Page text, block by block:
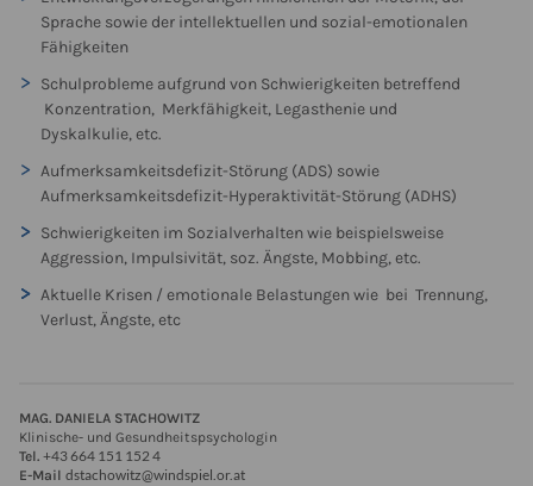
Sprache sowie der intellektuellen und sozial-emotionalen
Fähigkeiten
Schulprobleme aufgrund von Schwierigkeiten betreffend
Konzentration, Merkfähigkeit, Legasthenie und
Dyskalkulie, etc.
Aufmerksamkeitsdefizit-Störung (ADS) sowie
Aufmerksamkeitsdefizit-Hyperaktivität-Störung (ADHS)
Schwierigkeiten im Sozialverhalten wie beispielsweise
Aggression, Impulsivität, soz. Ängste, Mobbing, etc.
Aktuelle Krisen / emotionale Belastungen wie bei Trennung,
Verlust, Ängste, etc
MAG. DANIELA STACHOWITZ
Klinische- und Gesundheitspsychologin
Tel. +43 664 151 152 4
E-Mail dstachowitz@windspiel.or.at